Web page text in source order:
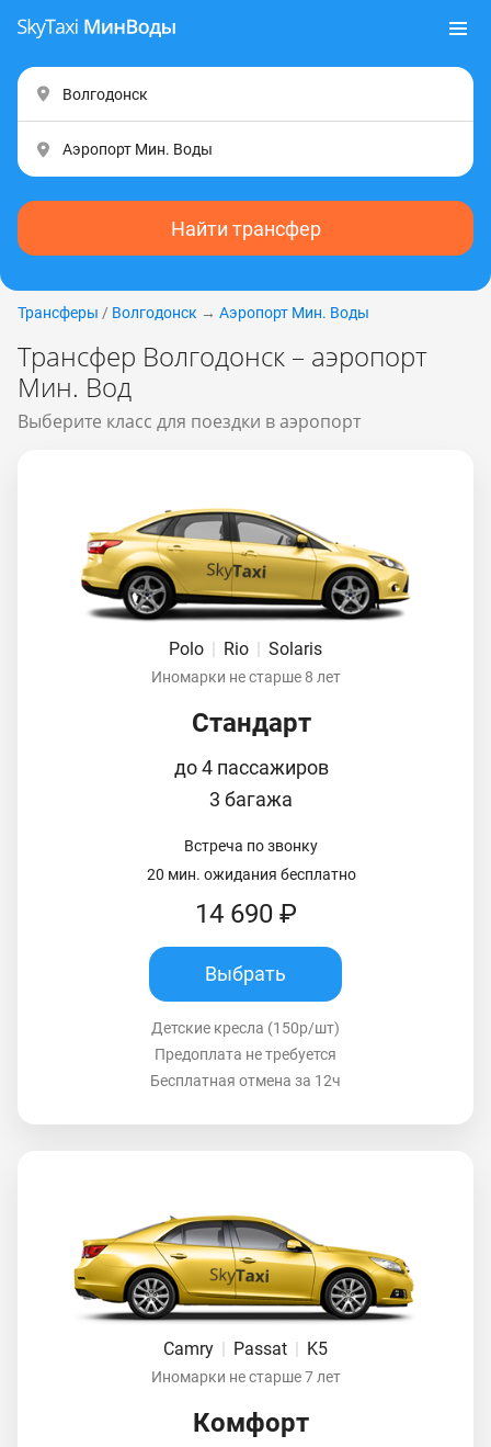
Найти трансфер
Трансферы / Волгодонск → Аэропорт Мин. Воды
Трансфер Волгодонск – аэропорт
Мин. Вод
Выберите класс для поездки в аэропорт
Polo | Rio | Solaris
Иномарки не старше 8 лет
Стандарт
до 4 пассажиров
3 багажа
Встреча по звонку
20 мин. ожидания бесплатно
14 690 ₽
Выбрать
Детские кресла (150р/шт)
Предоплата не требуется
Бесплатная отмена за 12ч
Camry Passat K5
Иномарки не старше 7 лет
Комфорт